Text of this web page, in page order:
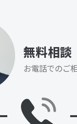
無料相談
お電話でのご